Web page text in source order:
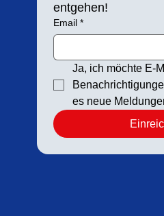
entgehen!
Email *
Ja, ich möchte E-
es neue